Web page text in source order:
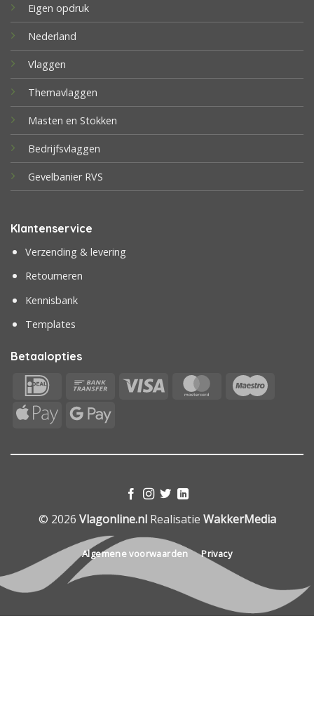
Eigen opdruk
Nederland
Vlaggen
Themavlaggen
Masten en Stokken
Bedrijfsvlaggen
Gevelbanier RVS
Klantenservice
Verzending & levering
Retourneren
Kennisbank
Templates
Betaalopties
IDeal
Bank
Visa MasterCard
Apple
Google
© 2026 Vlagonline.nlRealisatie WakkerMedia
Algemene voorwaarden Privacy